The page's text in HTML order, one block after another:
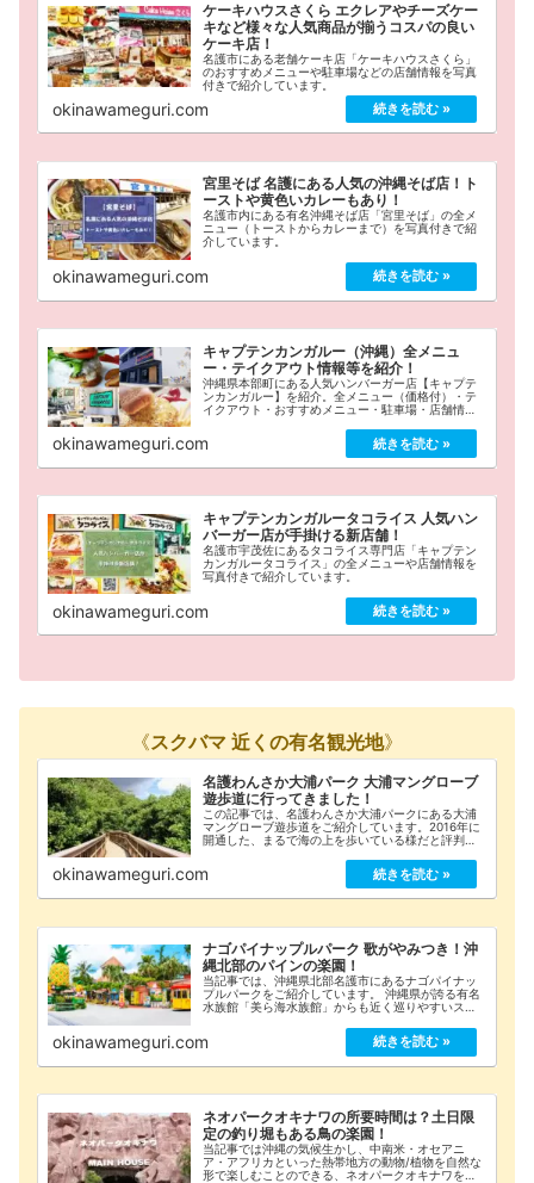
ケーキハウスさくら エクレアやチーズケー
キなど様々な人気商品が揃うコスパの良い
ケーキ店！
名護市にある老舗ケーキ店「ケーキハウスさくら」
のおすすめメニューや駐車場などの店舗情報を写真
付きで紹介しています。
okinawameguri.com
宮里そば 名護にある人気の沖縄そば店！ト
ーストや黄色いカレーもあり！
名護市内にある有名沖縄そば店「宮里そば」の全メ
ニュー（トーストからカレーまで）を写真付きで紹
介しています。
okinawameguri.com
キャプテンカンガルー（沖縄）全メニュ
ー・テイクアウト情報等を紹介！
沖縄県本部町にある人気ハンバーガー店【キャプテ
ンカンガルー】を紹介。全メニュー（価格付）・テ
イクアウト・おすすめメニュー・駐車場・店舗情報
okinawameguri.com
キャプテンカンガルータコライス 人気ハン
バーガー店が手掛ける新店舗！
名護市宇茂佐にあるタコライス専門店「キャプテン
カンガルータコライス」の全メニューや店舗情報を
写真付きで紹介しています。
okinawameguri.com
《スクバマ 近くの有名観光地》
名護わんさか大浦パーク 大浦マングローブ
遊歩道に行ってきました！
この記事では、名護わんさか大浦パークにある大浦
マングローブ遊歩道をご紹介しています。2016年に
開通した、まるで海の上を歩いている様だと評判の
歩道のチケットを買う所(わかりにくかった;)から...
okinawameguri.com
ナゴパイナップルパーク 歌がやみつき！沖
縄北部のパインの楽園！
当記事では、沖縄県北部名護市にあるナゴパイナッ
プルパークをご紹介しています。 沖縄県が誇る有名
水族館「美ら海水族館」からも近く巡りやすいスポ
す！入園料やアクセス方法も有！
okinawameguri.com
ネオパークオキナワの所要時間は？土日限
定の釣り堀もある鳥の楽園！
当記事では沖縄の気候生かし、中南米・オセアニ
ア・アフリカといった熱帯地方の動物/植物を自然な
形で楽しむことのできる、ネオパークオキナワをご